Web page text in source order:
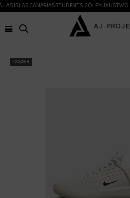
ISLAS CANARIASSTUDENTS GOLFYUXUS
-33,00 €